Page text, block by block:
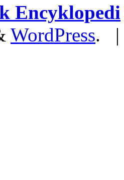
Encyklopedi
WordPress.